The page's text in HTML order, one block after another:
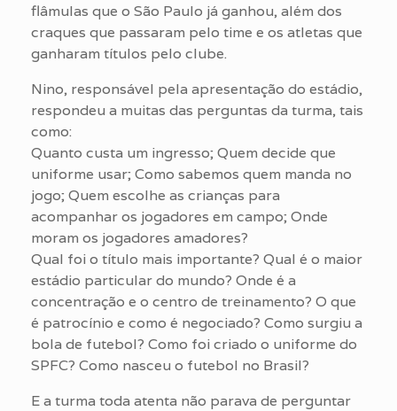
flâmulas que o São Paulo já ganhou, além dos
craques que passaram pelo time e os atletas que
ganharam títulos pelo clube.
Nino, responsável pela apresentação do estádio,
respondeu a muitas das perguntas da turma, tais
como:
Quanto custa um ingresso; Quem decide que
uniforme usar; Como sabemos quem manda no
jogo; Quem escolhe as crianças para
acompanhar os jogadores em campo; Onde
moram os jogadores amadores?
Qual foi o título mais importante? Qual é o maior
estádio particular do mundo? Onde é a
concentração e o centro de treinamento? O que
é patrocínio e como é negociado? Como surgiu a
bola de futebol? Como foi criado o uniforme do
SPFC? Como nasceu o futebol no Brasil?
E a turma toda atenta não parava de perguntar